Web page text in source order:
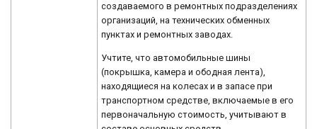
создаваемого в ремонтных подразделениях
организаций, на технических обменных
пунктах и ремонтных заводах.
Учтите, что автомобильные шины
(покрышка, камера и ободная лента),
находящиеся на колесах и в запасе при
транспортном средстве, включаемые в его
первоначальную стоимость, учитывают в